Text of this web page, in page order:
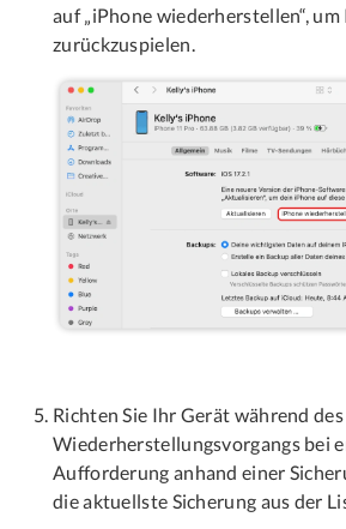
auf „iPhone wiederherstellen“,
zurückzuspielen.
Richten Sie Ihr Gerät während des
Wiederherstellungsvorgangs bei
Aufforderung anhand einer
die aktuellste Sicherung aus der